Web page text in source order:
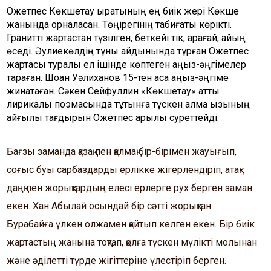
Памятники (QR-код)
Тарихи-мәдени мұра ескерткіштерінің
картасы
Сауалнама
Жиі қойылатын сұрақтар
Фотогалерея
Бейне
Мемлекеттік сатып алу
Оқжетпес Көкшетау қыратының ең биік жері Көкше
жанында орналасқан. Төңірегінің табиғаты көрікті.
Гранитті жартастан түзілген, беткейі тік, қарағай, қайың
өседі. Әулиекөлдің тұнық айдынында тұрған Оқжетпес
жартасы туралы ел ішінде көптеген аңыз-әңгімелер
тараған. Шоқан Уәлиханов 15-тен аса аңыз-әңгіме
жинақтаған. Сәкен Сейфуллин «Көкшетау» атты
лирикалық поэмасында тұтқынға түскен қалмақ қызының
қайғылы тағдырын Оқжетпес арқылы суреттейді.
Бағзы заманда қазақ пен қалмақ бір-бірімен жауығып,
соғыс буы сарбаздарды ерлікке жігерлендіріп, атақ-
даңқ пен жорықтардың елесі ерлерге рух берген заман
екен. Хан Абылай осындай бір сәтті жорықтан
Бурабайға үлкен олжамен қайтып келген екен. Бір биік
жартастың жанына тоқтап, қолға түскен мүлікті молынан
және әділетті түрде жігіттеріне үлестіріп берген.